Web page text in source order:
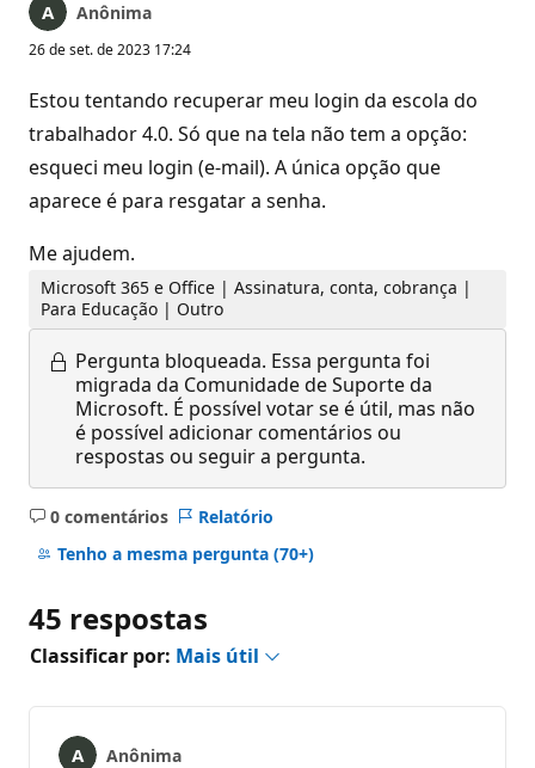
Anônima
26 de set. de 2023 17:24
Estou tentando recuperar meu login da escola do
trabalhador 4.0. Só que na tela não tem a opção:
esqueci meu login (e-mail). A única opção que
aparece é para resgatar a senha.
Me ajudem.
Microsoft 365 e Office | Assinatura, conta, cobrança |
Para Educação | Outro
Pergunta bloqueada. Essa pergunta foi
migrada da Comunidade de Suporte da
Microsoft. É possível votar se é útil, mas não
é possível adicionar comentários ou
respostas ou seguir a pergunta.
0 comentários
Sem
comentários
Relatório
Tenho a mesma pergunta (70+)
45 respostas
Classificar por: Mais útil
Anônima